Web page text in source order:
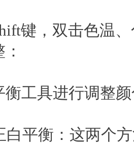
键，双击色温
衡工具进行调整
白平衡：这两个